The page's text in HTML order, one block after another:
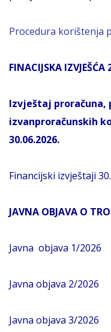
Procedura korištenja
FINACIJSKA IZVJEŠĆA
Izvještaj proračuna,
izvanproračunskih
30.06.2026.
Financijski izvještaji
JAVNA OBJAVA O
Javna objava 1/2026
Javna objava 2/2026
Javna objava 3/2026